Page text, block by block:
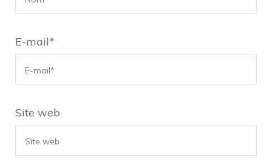
E-mail*
Site web